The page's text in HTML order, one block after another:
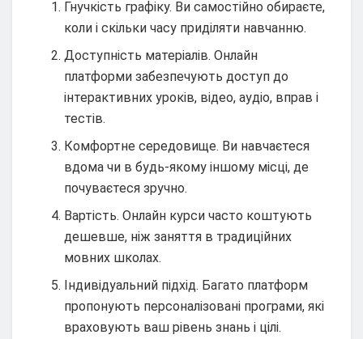
Гнучкість графіку. Ви самостійно обираєте,
коли і скільки часу приділяти навчанню.
Доступність матеріалів. Онлайн
платформи забезпечують доступ до
інтерактивних уроків, відео, аудіо, вправ і
тестів.
Комфортне середовище. Ви навчаєтеся
вдома чи в будь-якому іншому місці, де
почуваєтеся зручно.
Вартість. Онлайн курси часто коштують
дешевше, ніж заняття в традиційних
мовних школах.
Індивідуальний підхід. Багато платформ
пропонують персоналізовані програми, які
враховують ваш рівень знань і цілі.